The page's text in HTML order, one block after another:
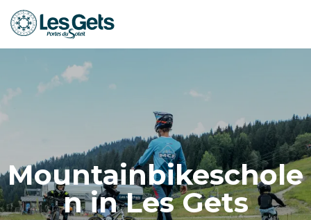
Aller
au
Mountainbikeschole
n in Les Gets